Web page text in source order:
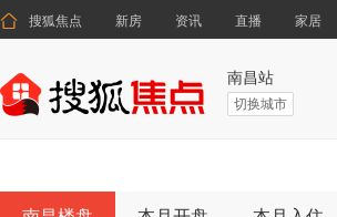
 搜狐焦点 新房 资讯 直播 家居
南昌站
切换城市